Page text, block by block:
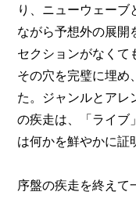
り、ニューウェーブ
ながら予想外の展開
セクションがなくて
その穴を完璧に埋め
た。ジャンルとアレ
の疾走は、「ライブ
は何かを鮮やかに証
序盤の疾走を終えて